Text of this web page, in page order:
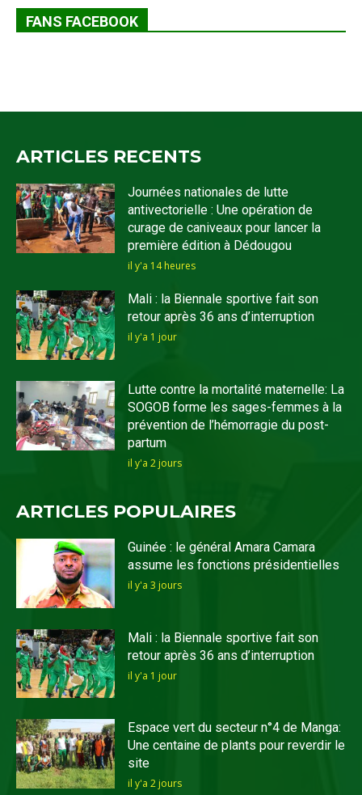
FANS FACEBOOK
ARTICLES RECENTS
Journées nationales de lutte
antivectorielle : Une opération de
curage de caniveaux pour lancer la
première édition à Dédougou
il y'a 14 heures
Mali : la Biennale sportive fait son
retour après 36 ans d’interruption
il y'a 1 jour
Lutte contre la mortalité maternelle: La
SOGOB forme les sages-femmes à la
prévention de l’hémorragie du post-
partum
il y'a 2 jours
ARTICLES POPULAIRES
Guinée : le général Amara Camara
assume les fonctions présidentielles
il y'a 3 jours
Mali : la Biennale sportive fait son
retour après 36 ans d’interruption
il y'a 1 jour
Espace vert du secteur n°4 de Manga:
Une centaine de plants pour reverdir le
site
il y'a 2 jours